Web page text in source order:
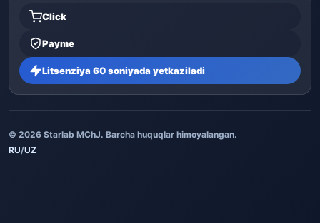
Click
Payme
Litsenziya 60 soniyada yetkaziladi
© 2026 Starlab MChJ. Barcha huquqlar himoyalangan.
RU/UZ